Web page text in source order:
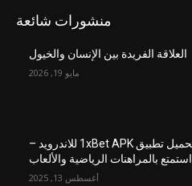
منشورات شائعة
العلاقة الفريدة بين الإنسان والخيول
مايو 19, 2026
عنوان: تحميل تطبيق 1xBet APK للاندرويد –
استمتع بالمراهنات الرياضية والألعاب
أغسطس 13, 2025